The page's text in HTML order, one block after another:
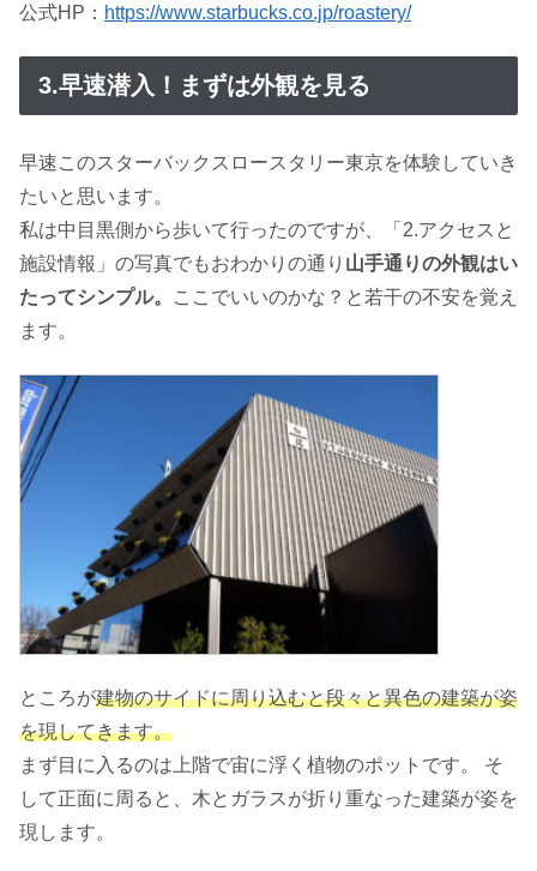
公式HP： https://www.starbucks.co.jp/roastery/
3.早速潜入！まずは外観を見る
早速このスターバックスロースタリー東京を体験していき
たいと思います。
私は中目黒側から歩いて行ったのですが、「2.アクセスと
施設情報」の写真でもおわかりの通り 山手通りの外観はい
たってシンプル。
ここでいいのかな？と若干の不安を覚え
ます。
ところが建物のサイドに周り込むと段々と異色の建築が姿
を現してきます。
まず目に入るのは上階で宙に浮く植物のポットです。 そ
して正面に周ると、木とガラスが折り重なった建築が姿を
現します。